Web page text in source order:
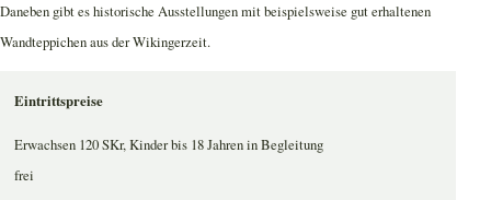
Daneben gibt es historische Ausstellungen mit beispielsweise gut erhaltenen
Wandteppichen aus der Wikingerzeit.
Eintrittspreise
Erwachsen 120 SKr, Kinder bis 18 Jahren in Begleitung
frei